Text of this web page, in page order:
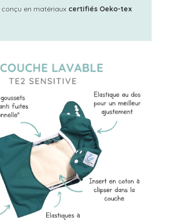
conçu en matériauxcertifiés Oeko-tex